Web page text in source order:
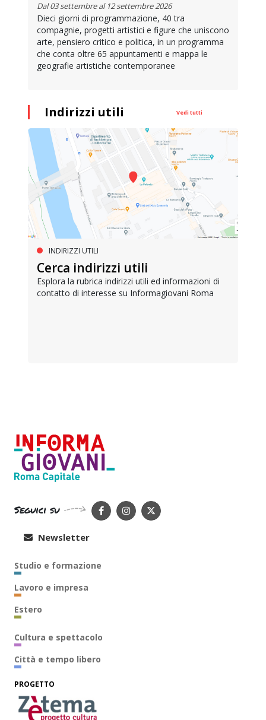
Dal 03 settembre al 12 settembre 2026
Dieci giorni di programmazione, 40 tra
compagnie, progetti artistici e figure che uniscono
arte, pensiero critico e politica, in un programma
che conta oltre 65 appuntamenti e mappa le
geografie artistiche contemporanee
Indirizzi utili Vedi tutti
INDIRIZZI UTILI
Cerca indirizzi utili
Esplora la rubrica indirizzi utili ed informazioni di
contatto di interesse su Informagiovani Roma
Seguici su
Newsletter
Studio e formazione
Lavoro e impresa
Estero
Cultura e spettacolo
Città e tempo libero
PROGETTO